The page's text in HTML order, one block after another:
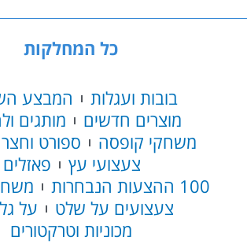
70134
כל המחלקות
בובות ועגלות
המבצע
מוצרים חדשים
מותגים
משחקי קופסה
ספורט וחצר
צעצועי עץ
פאזלים
100 ההצעות הנבחרות
צעצועים על שלט
על
מכוניות וטרקטורים